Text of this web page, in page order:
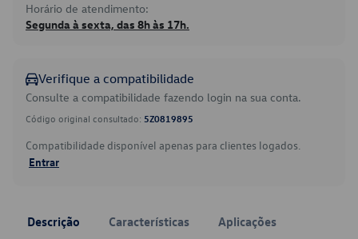
Horário de atendimento:
Segunda à sexta, das 8h às 17h.
Verifique a compatibilidade
Consulte a compatibilidade fazendo login na sua conta.
Código original consultado: 5Z0819895
Compatibilidade disponível apenas para clientes logados.
Entrar
Descrição Características Aplicações